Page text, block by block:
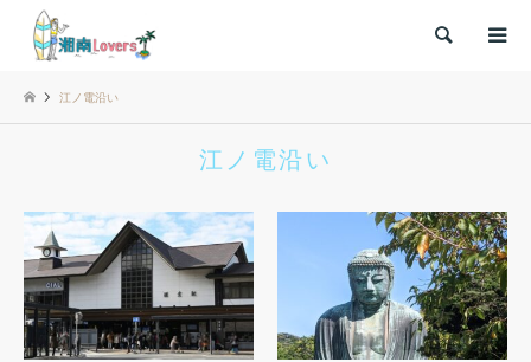
検索
江ノ電沿い
江ノ電沿い